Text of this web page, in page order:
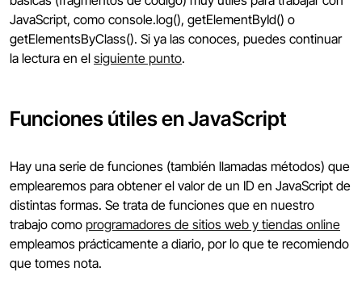
JavaScript, como console.log(), getElementById() o
getElementsByClass(). Si ya las conoces, puedes continuar
la lectura en el siguiente punto.
Funciones útiles en JavaScript
Hay una serie de funciones (también llamadas métodos) que
emplearemos para obtener el valor de un ID en JavaScript de
distintas formas. Se trata de funciones que en nuestro
trabajo como programadores de sitios web y tiendas online
empleamos prácticamente a diario, por lo que te recomiendo
que tomes nota.